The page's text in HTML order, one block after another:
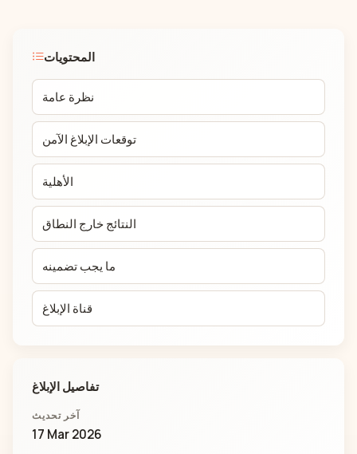
المحتويات
نظرة عامة
توقعات الإبلاغ الآمن
الأهلية
النتائج خارج النطاق
ما يجب تضمينه
قناة الإبلاغ
تفاصيل الإبلاغ
آخر تحديث
17 Mar 2026